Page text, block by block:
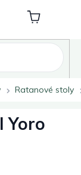
Nákupný
košík
Ratanové stoly
Yoro